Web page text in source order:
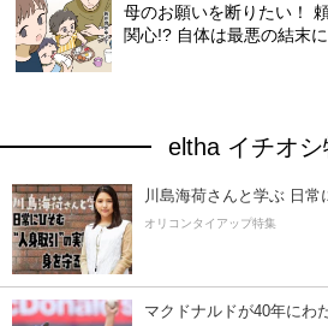
母のお願いを断りたい！
関心!? 自体は最悪の結末
eltha イチオシ
川島海荷さんと学ぶ 日常
オリコンタイアップ特集
マクドナルドが40年にわ